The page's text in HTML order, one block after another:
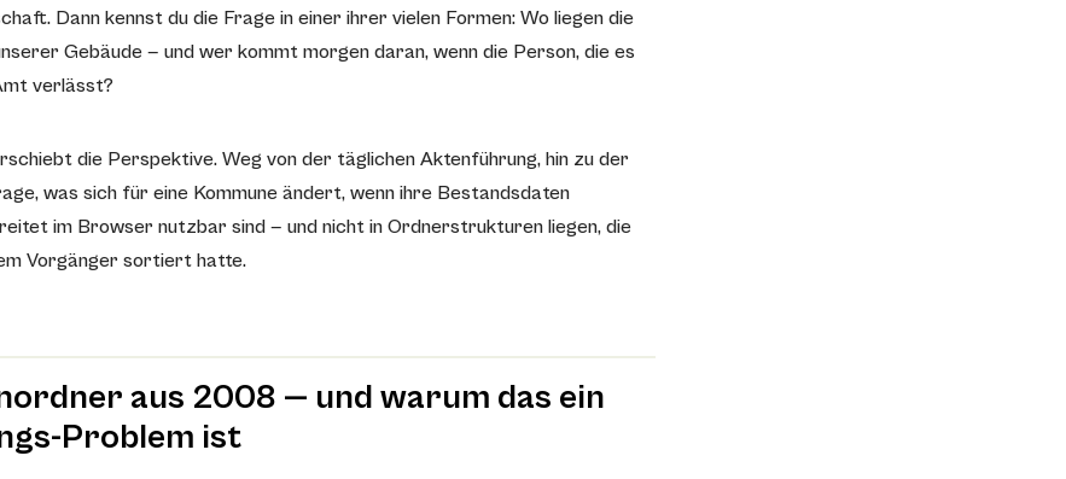
Dann kennst du die Frage in einer ihrer vielen Formen: Wo liegen die
Gebäude — und wer kommt morgen daran, wenn die Person, die es
verlässt?
die Perspektive. Weg von der täglichen Aktenführung, hin zu der
was sich für eine Kommune ändert, wenn ihre Bestandsdaten
im Browser nutzbar sind — und nicht in Ordnerstrukturen liegen, die
Vorgänger sortiert hatte.
aus 2008 — und warum das ein
Problem ist